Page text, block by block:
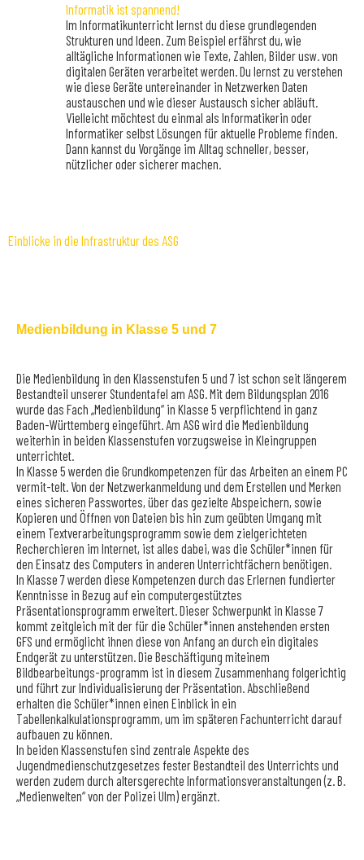
Informatik ist spannend!
Im Informatikunterricht lernst du diese grundlegenden
Strukturen und Ideen. Zum Beispiel erfährst du, wie
alltägliche Informationen wie Texte, Zahlen, Bilder usw. von
digitalen Geräten verarbeitet werden. Du lernst zu verstehen
wie diese Geräte untereinander in Netzwerken Daten
austauschen und wie dieser Austausch sicher abläuft.
Vielleicht möchtest du einmal als Informatikerin oder
Informatiker selbst Lösungen für aktuelle Probleme finden.
Dann kannst du Vorgänge im Alltag schneller, besser,
nützlicher oder sicherer machen.
Einblicke in die Infrastruktur des ASG
Medienbildung in Klasse 5 und 7
Die Medienbildung in den Klassenstufen 5 und 7 ist schon seit längerem
Bestandteil unserer Stundentafel am ASG. Mit dem Bildungsplan 2016
wurde das Fach „Medienbildung“ in Klasse 5 verpflichtend in ganz
Baden-Württemberg eingeführt. Am ASG wird die Medienbildung
weiterhin in beiden Klassenstufen vorzugsweise in Kleingruppen
unterrichtet.
In Klasse 5 werden die Grundkompetenzen für das Arbeiten an einem PC
vermit-telt. Von der Netzwerkanmeldung und dem Erstellen und Merken
eines sicheren Passwortes, über das gezielte Abspeichern, sowie
Kopieren und Öffnen von Dateien bis hin zum geübten Umgang mit
einem Textverarbeitungsprogramm sowie dem zielgerichteten
Recherchieren im Internet, ist alles dabei, was die Schüler*innen für
den Einsatz des Computers in anderen Unterrichtfächern benötigen.
In Klasse 7 werden diese Kompetenzen durch das Erlernen fundierter
Kenntnisse in Bezug auf ein computergestütztes
Präsentationsprogramm erweitert. Dieser Schwerpunkt in Klasse 7
kommt zeitgleich mit der für die Schüler*innen anstehenden ersten
GFS und ermöglicht ihnen diese von Anfang an durch ein digitales
Endgerät zu unterstützen. Die Beschäftigung miteinem
Bildbearbeitungs-programm ist in diesem Zusammenhang folgerichtig
und führt zur Individualisierung der Präsentation. Abschließend
erhalten die Schüler*innen einen Einblick in ein
Tabellenkalkulationsprogramm, um im späteren Fachunterricht darauf
aufbauen zu können.
In beiden Klassenstufen sind zentrale Aspekte des
Jugendmedienschutzgesetzes fester Bestandteil des Unterrichts und
werden zudem durch altersgerechte Informationsveranstaltungen (z. B.
„Medienwelten“ von der Polizei Ulm) ergänzt.